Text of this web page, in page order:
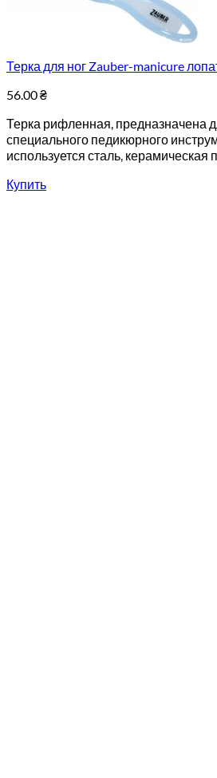
Терка для ног Zauber-manicure
56.00₴
Терка рифленная, предназначена
специального педикюрного
используется сталь,
Купить